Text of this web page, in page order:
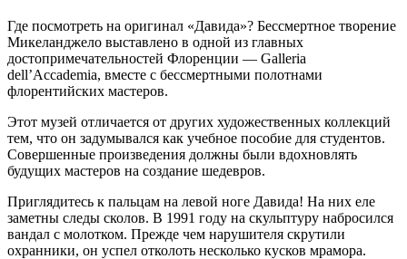
Где посмотреть на оригинал «Давида»? Бессмертное творение
Микеланджело выставлено в одной из главных
достопримечательностей Флоренции — Galleria
dell’Accademia, вместе с бессмертными полотнами
флорентийских мастеров.
Этот музей отличается от других художественных коллекций
тем, что он задумывался как учебное пособие для студентов.
Совершенные произведения должны были вдохновлять
будущих мастеров на создание шедевров.
Приглядитесь к пальцам на левой ноге Давида! На них еле
заметны следы сколов. В 1991 году на скульптуру набросился
вандал с молотком. Прежде чем нарушителя скрутили
охранники, он успел отколоть несколько кусков мрамора.